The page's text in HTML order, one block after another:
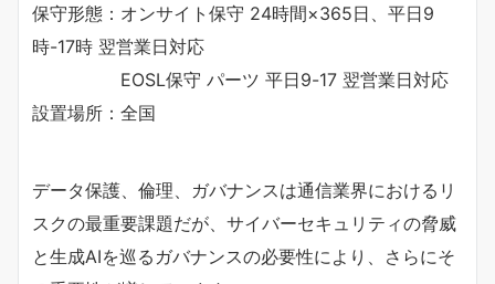
保守形態：オンサイト保守 24時間×365日、平日9
時-17時 翌営業日対応
EOSL保守 パーツ 平日9-17 翌営業日対応
設置場所：全国
データ保護、倫理、ガバナンスは通信業界におけるリ
スクの最重要課題だが、サイバーセキュリティの脅威
と生成AIを巡るガバナンスの必要性により、さらにそ